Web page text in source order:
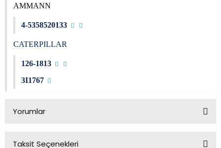
AMMANN
4-5358520133
CATERPILLAR
126-1813
3I1767
Yorumlar
Taksit Seçenekleri